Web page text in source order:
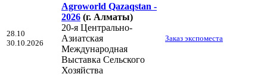
28.10
30.10.2026
Agroworld Qazaqstan -
2026 (г. Алматы)
20-я Центрально-
Азиатская
Международная
Выставка Сельского
Хозяйства
Заказ экспоместа